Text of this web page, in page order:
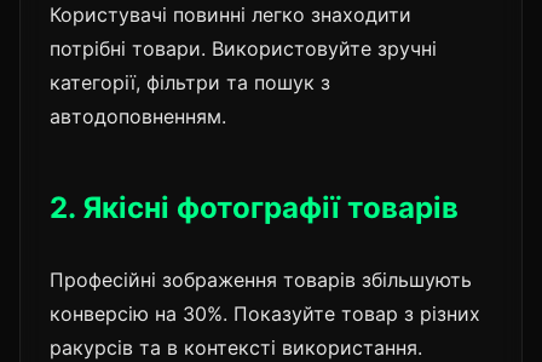
Користувачі повинні легко знаходити
потрібні товари. Використовуйте зручні
категорії, фільтри та пошук з
автодоповненням.
2. Якісні фотографії товарів
Професійні зображення товарів збільшують
конверсію на 30%. Показуйте товар з різних
ракурсів та в контексті використання.